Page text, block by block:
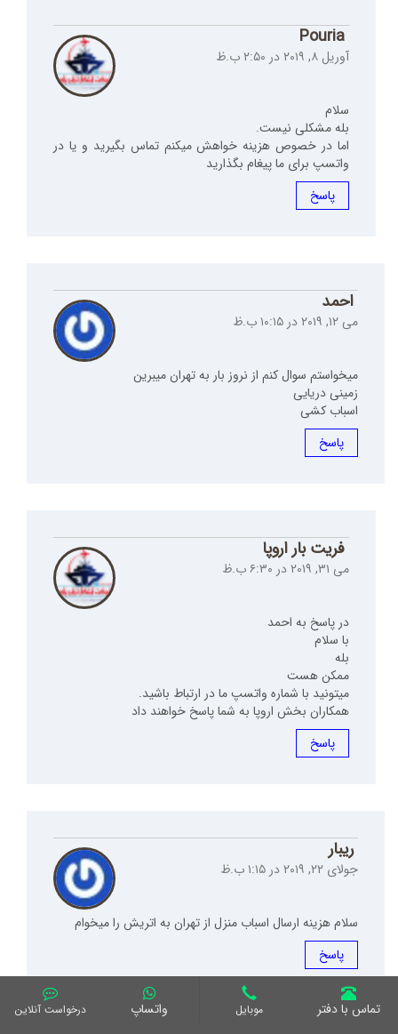
Pouria
آوریل ۸, ۲۰۱۹ در ۲:۵۰ ب.ظ
سلام
بله مشکلی نیست.
اما در خصوص هزینه خواهش میکنم تماس بگیرید و یا در
واتسپ برای ما پیغام بگذارید
پاسخ
احمد
می ۱۲, ۲۰۱۹ در ۱۰:۱۵ ب.ظ
میخواستم سوال کنم از نروز بار به تهران میبرین
زمینی دریایی
اسباب کشی
پاسخ
فریت بار اروپا
می ۳۱, ۲۰۱۹ در ۶:۳۰ ب.ظ
در پاسخ به احمد
با سلام
بله
ممکن هست
میتونید با شماره واتسپ ما در ارتباط باشید.
همکاران بخش اروپا به شما پاسخ خواهند داد
پاسخ
ريبار
جولای ۲۲, ۲۰۱۹ در ۱:۱۵ ب.ظ
سلام هزينه ارسال اسباب منزل از تهران به اتريش را ميخوام
پاسخ
تماس با دفتر موبایل واتساپ درخواست آنلاین